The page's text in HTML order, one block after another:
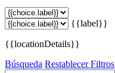
{{label}}
{{locationDetails}}
Búsqueda Restablecer Filtros